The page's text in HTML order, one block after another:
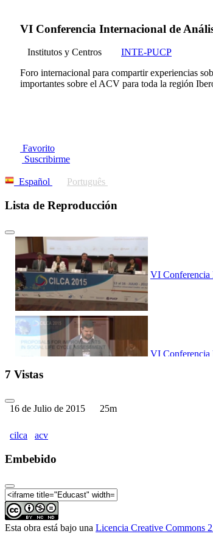
VI Conferencia Internacional de
Institutos y Centros
INTE-PUCP
Foro internacional para compartir experiencias
importantes sobre el ACV para toda la región
Favorito
Suscribirme
Español Português
Lista de Reproducción
VI Conferencia
VI Conferencia
7 Vistas
16 de Julio de 2015 25m
cilca acv
Embebido
Esta obra está bajo una Licencia Creative Commons